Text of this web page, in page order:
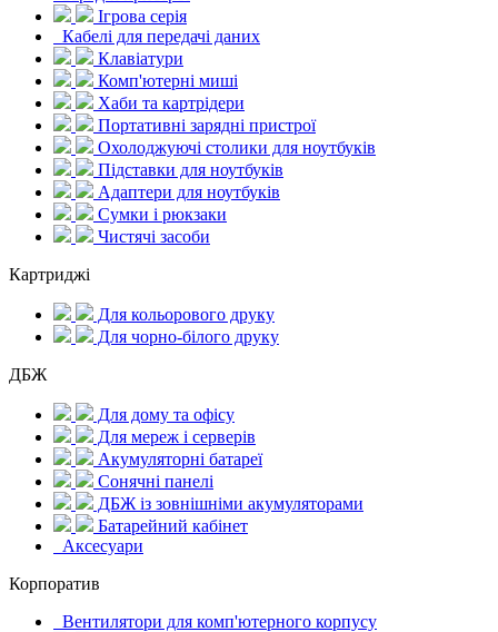
Ігрова серія
Кабелі для передачі даних
Клавіатури
Комп'ютерні миші
Хаби та картрідери
Портативні зарядні пристрої
Охолоджуючі столики для ноутбуків
Підставки для ноутбуків
Адаптери для ноутбуків
Сумки і рюкзаки
Чистячі засоби
Картриджі
Для кольорового друку
Для чорно-білого друку
ДБЖ
Для дому та офісу
Для мереж і серверів
Акумуляторні батареї
Сонячні панелі
ДБЖ із зовнішніми акумуляторами
Батарейний кабінет
Аксесуари
Корпоратив
Вентилятори для комп'ютерного корпусу